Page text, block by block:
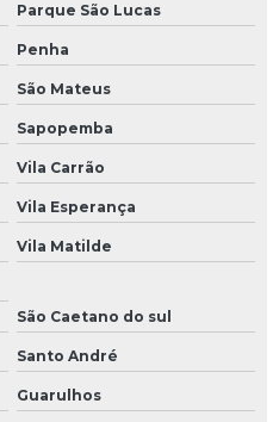
Parque São Lucas
Penha
São Mateus
Sapopemba
Vila Carrão
Vila Esperança
Vila Matilde
São Caetano do sul
Santo André
Guarulhos